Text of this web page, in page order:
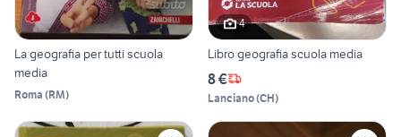
La geografia per tutti scuola
media
Roma (RM)
4
Libro geografia scuola media
8 €
Lanciano(CH)